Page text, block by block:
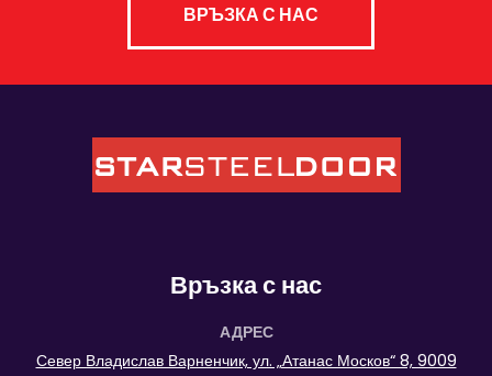
ВРЪЗКА С НАС
Връзка с нас
АДРЕС
Север Владислав Варненчик, ул. „Атанас Москов“ 8, 9009